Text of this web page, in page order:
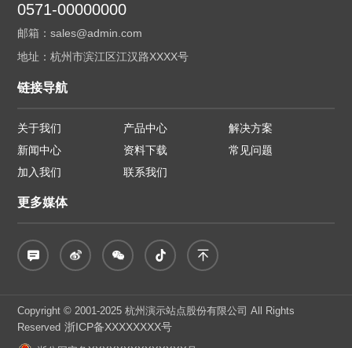
0571-00000000
邮箱：sales@admin.com
地址：杭州市滨江区江汉路XXXX号
链接导航
关于我们 产品中心
解决方案
新闻中心
资料下载
常见问题
加入我们
联系我们
更多媒体
Copyright © 2001-2025 杭州演示站点股份有限公司 All Rights
Reserved 浙ICP备XXXXXXXX号